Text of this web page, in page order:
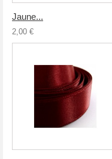
Jaune...
2,00 €